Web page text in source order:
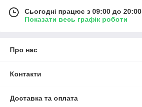
Сьогодні працює з 09:00 до 20:00
Показати весь графік роботи
Про нас
Контакти
Доставка та оплата